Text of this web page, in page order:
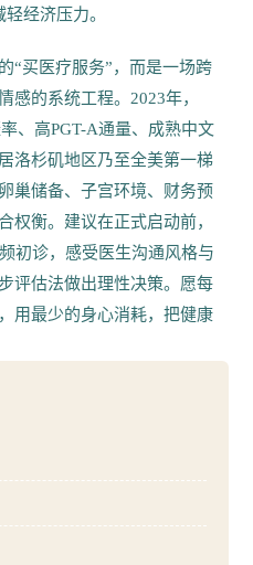
经济压力。
“买医疗服务”，而是一场跨
感的系统工程。2023年，
、高PGT-A通量、成熟中文
洛杉矶地区乃至全美第一梯
巢储备、子宫环境、财务预
权衡。建议在正式启动前，
初诊，感受医生沟通风格与
评估法做出理性决策。愿每
用最少的身心消耗，把健康